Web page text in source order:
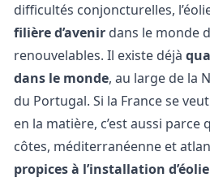
difficultés conjoncturelles,
filière d’avenir dans le monde
renouvelables. Il existe déjà
dans le monde, au large de la
du Portugal. Si la France se
en la matière, c’est aussi parce
côtes, méditerranéenne et
propices à l’installation